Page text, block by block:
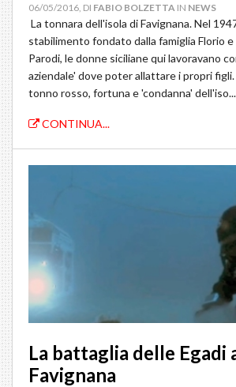
06/05/2016, DI FABIO BOLZETTA IN NEWS
La ‪tonnara‬ dell'isola di Favignana‬. Nel
stabilimento fondato dalla famiglia Florio
Parodi, le donne siciliane qui lavoravano
aziendale' dove poter allattare i propri figli.
tonno rosso, fortuna e 'condanna' dell'iso...
CONTINUA...
La battaglia delle Egadi
Favignana